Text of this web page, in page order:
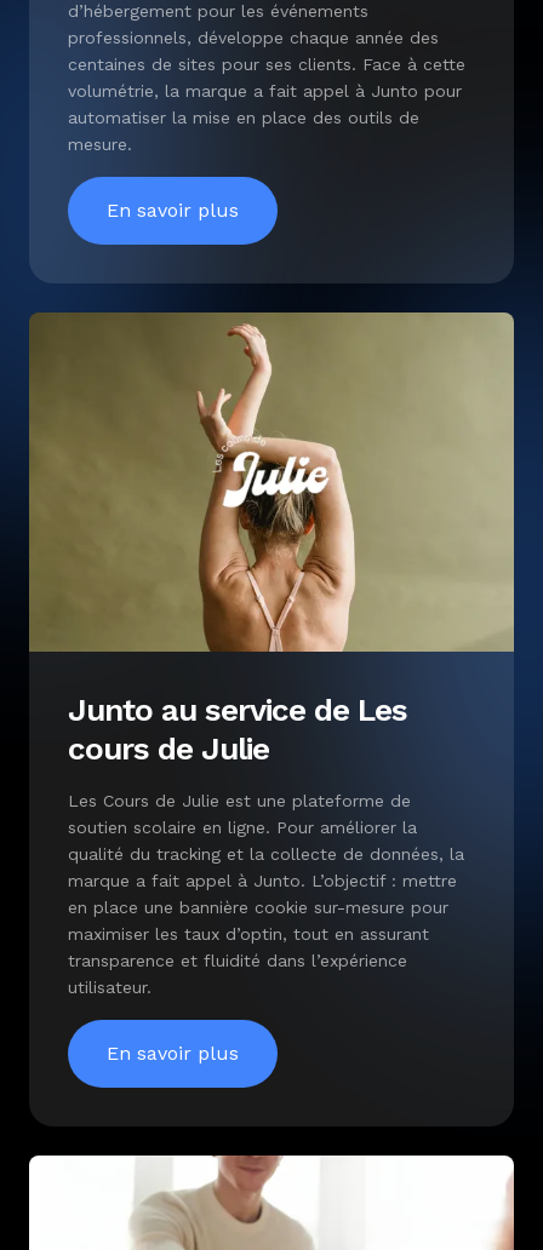
GAMING
IMMOBILIER
MODE
RECRUTEMENT
SERVICE
SOFTWARE
TOURISME & ÉVÈNEMENTIEL
d’hébergement pour les événements
professionnels, développe chaque année des
centaines de sites pour ses clients. Face à cette
volumétrie, la marque a fait appel à Junto pour
automatiser la mise en place des outils de
mesure.
En savoir plus
Junto au service de Les
cours de Julie
Les Cours de Julie est une plateforme de
soutien scolaire en ligne. Pour améliorer la
qualité du tracking et la collecte de données, la
marque a fait appel à Junto. L’objectif : mettre
en place une bannière cookie sur-mesure pour
maximiser les taux d’optin, tout en assurant
transparence et fluidité dans l’expérience
utilisateur.
En savoir plus